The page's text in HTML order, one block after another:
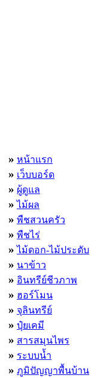
» หน้าแรก
» เว็บบอร์ด
» ผู้ดูแล
» ไม้ผล
» พืชสวนครัว
» พืชไร่
» ไม้ดอก-ไม้ประดับ
» นาข้าว
» อินทรีย์ชีวภาพ
» ฮอร์โมน
» จุลินทรีย์
» ปุ๋ยเคมี
» สารสมุนไพร
» ระบบน้ำ
» ภูมิปัญญาพื้นบ้าน